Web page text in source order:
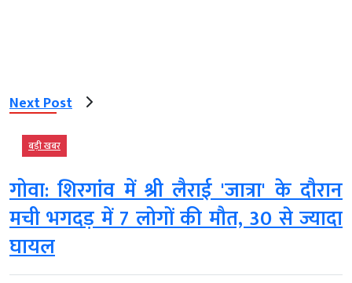
Next Post
बड़ी खबर
गोवा: शिरगांव में श्री लैराई 'जात्रा' के दौरान
मची भगदड़ में 7 लोगों की मौत, 30 से ज्यादा
घायल